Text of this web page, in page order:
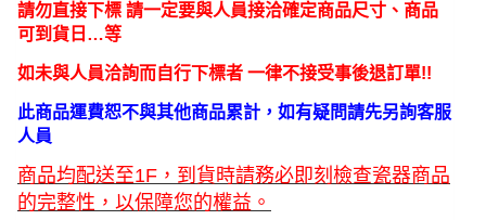
請勿直接下標 請一定要與人員接洽確定商品尺寸、商品
可到貨日…等
如未與人員洽詢而自行下標者 一律不接受事後退訂單!!
此商品運費恕不與其他商品累計，如有疑問請先另詢客服
人員
商品均配送至1F，到貨時請務必即刻檢查瓷器商品
的完整性，以保障您的權益。